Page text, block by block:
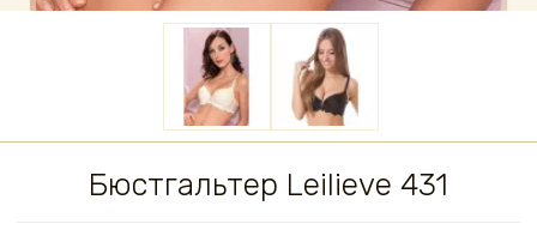
Бюстгальтер Leilieve 431